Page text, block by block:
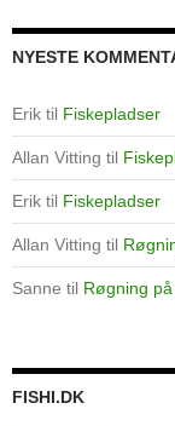
NYESTE
Erik til Fiskepladser
Allan Vitting til
Erik til Fiskepladser
Allan Vitting til
Sanne til Røgning
FISHI.DK